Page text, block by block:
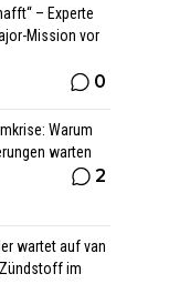
– Experte
Mission vor
0
Warum
warten
2
wartet auf van
im